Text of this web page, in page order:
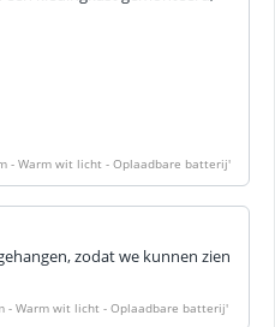
- Warm wit licht - Oplaadbare batterij'
zodat we kunnen zien
- Warm wit licht - Oplaadbare batterij'